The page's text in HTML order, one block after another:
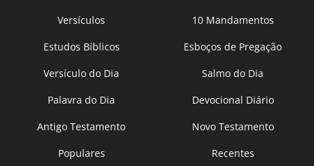
Versículos
10 Mandamentos
Estudos Bíblicos
Esboços de Pregação
Versículo do Dia
Salmo do Dia
Palavra do Dia
Devocional Diário
Antigo Testamento
Novo Testamento
Populares
Recentes